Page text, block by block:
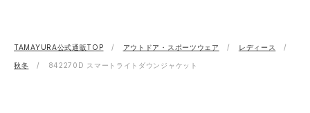
TAMAYURA公式通販TOP アウトドア・スポーツウェア レディース
秋冬 842270D スマートライトダウンジャケット